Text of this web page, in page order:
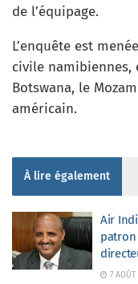
de l’équipage.
L’enquête est
civile namibiennes,
Botswana, le
américain.
À lire également
Air
patron
7